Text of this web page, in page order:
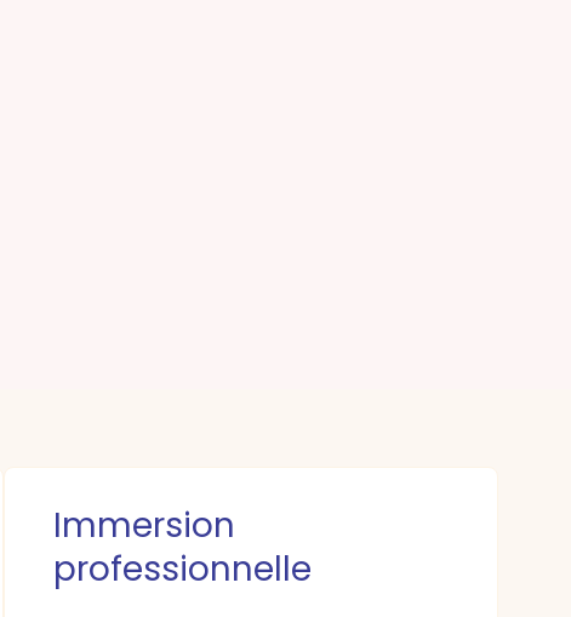
Immersion
professionnelle